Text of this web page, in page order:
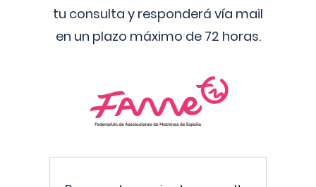
tu consulta y responderá vía mail
en un plazo máximo de 72 horas.